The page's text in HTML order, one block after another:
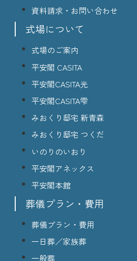
資料請求・お問い合わせ
式場について
式場のご案内
平安閣 CASITA
平安閣CASITA光
平安閣CASITA雫
みおくり邸宅 新青森
みおくり邸宅 つくだ
いのりのいおり
平安閣アネックス
平安閣本館
葬儀プラン・費用
葬儀プラン・費用
一日葬／家族葬
一般葬